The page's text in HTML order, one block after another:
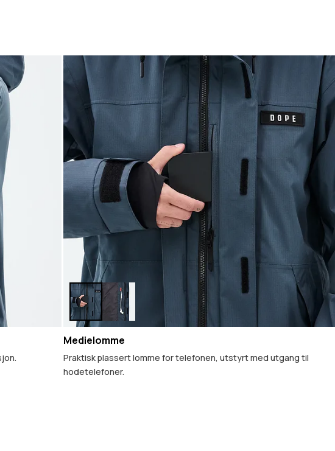
Medielomme
Praktisk plassert lomme for telefonen, utstyrt med utgang til
hodetelefoner.